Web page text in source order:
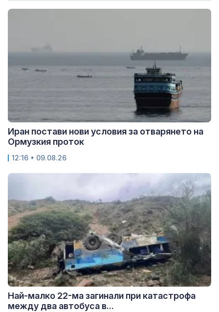
Иран постави нови условия за отварянето на
Ормузкия проток
12:16 • 09.08.26
Най-малко 22-ма загинали при катастрофа
между два автобуса в...